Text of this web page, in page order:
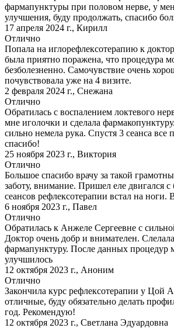
фармапунктуры при половом нерве, у
улучшения, буду продолжать, спасибо
17 апреля 2024 г., Кирилл
Отлично
Попала на иглорефлексотерапию к
была приятно поражена, что процедура
безболезненно. Самочувствие очень
почувствовала уже на 4 визите.
2 февраля 2024 г., Снежана
Отлично
Обратилась с воспалением локтевого
мне иголочки и сделала
сильно немела рука. Спустя 3 сеанса все
спасибо!
25 ноября 2023 г., Виктория
Отлично
Большое спасибо врачу за такой
заботу, внимание. Пришел еле двигался
сеансов рефлексотерапии встал на ноги.
6 ноября 2023 г., Павел
Отлично
Обратилась к Анжеле Сергеевне с
Доктор очень добр и внимателен.
фармапунктуру. После данных процедур
улучшилось
12 октября 2023 г., Аноним
Отлично
Закончила курс рефлексотерапии у Цой
отличные, буду обязательно делать
год. Рекомендую!
12 октября 2023 г., Светлана Эдуардовна